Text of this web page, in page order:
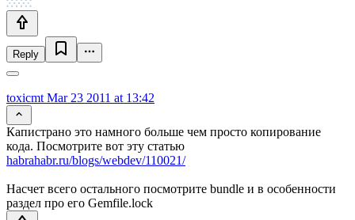
Reply
toxicmt Mar 23 2011 at 13:42
Капистрано это намного больше чем просто копирование
кода. Посмотрите вот эту статью
habrahabr.ru/blogs/webdev/110021/
Насчет всего остального посмотрите bundle и в особенности
раздел про его Gemfile.lock